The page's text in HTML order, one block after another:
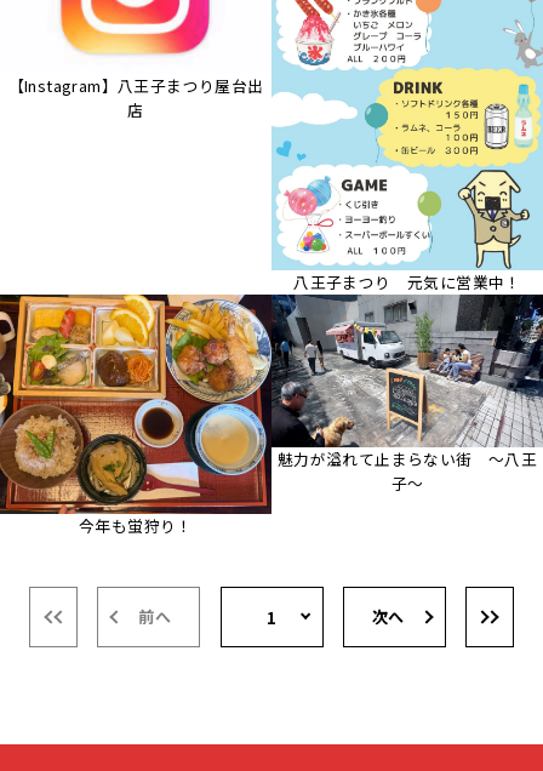
【Instagram】八王子まつり屋台出
店
八王子まつり 元気に営業中！
今年も蛍狩り！
魅力が溢れて止まらない街 ～八王
子～
前へ 1 次へ